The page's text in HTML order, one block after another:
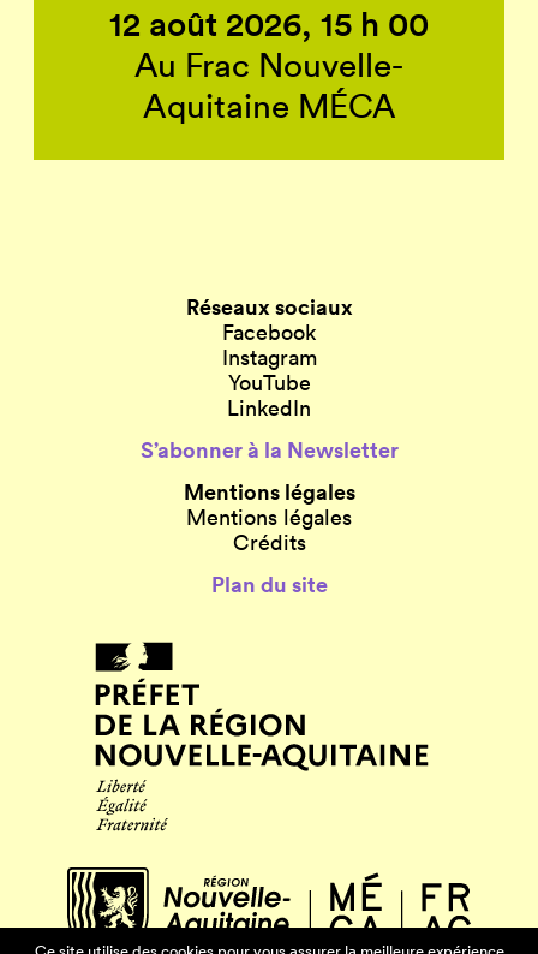
12 août 2026, 15 h 00
Au Frac Nouvelle-
Aquitaine MÉCA
Réseaux sociaux
Facebook
Instagram
YouTube
LinkedIn
S’abonner à la Newsletter
Mentions légales
Mentions légales
Crédits
Plan du site